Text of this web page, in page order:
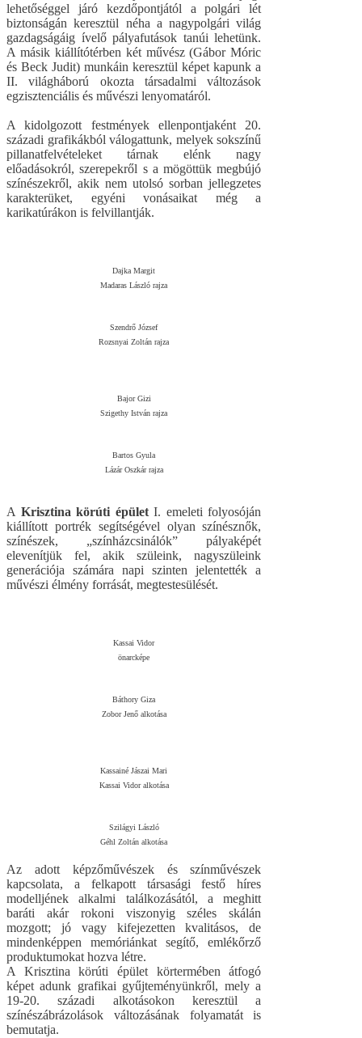
lehetőséggel járó kezdőpontjától a polgári lét
biztonságán keresztül néha a nagypolgári világ
gazdagságáig ívelő pályafutások tanúi lehetünk.
A másik kiállítótérben két művész (Gábor Móric
és Beck Judit) munkáin keresztül képet kapunk a
II. világháború okozta társadalmi változások
egzisztenciális és művészi lenyomatáról.
A kidolgozott festmények ellenpontjaként 20.
századi grafikákból válogattunk, melyek sokszínű
pillanatfelvételeket tárnak elénk nagy
előadásokról, szerepekről s a mögöttük megbújó
színészekről, akik nem utolsó sorban jellegzetes
karakterüket, egyéni vonásaikat még a
karikatúrákon is felvillantják.
Dajka Margit
Madaras László rajza
Szendrő József
Rozsnyai Zoltán rajza
Bajor Gizi
Szigethy István rajza
Bartos Gyula
Lázár Oszkár rajza
A Krisztina körúti épületI. emeleti folyosóján
kiállított portrék segítségével olyan színésznők,
színészek, „színházcsinálók” pályaképét
elevenítjük fel, akik szüleink, nagyszüleink
generációja számára napi szinten jelentették a
művészi élmény forrását, megtestesülését.
Kassai Vidor
önarcképe
Báthory Giza
Zobor Jenő alkotása
Kassainé Jászai Mari
Kassai Vidor alkotása
Szilágyi László
Géhl Zoltán alkotása
Az adott képzőművészek és színművészek
kapcsolata, a felkapott társasági festő híres
modelljének alkalmi találkozásától, a meghitt
baráti akár rokoni viszonyig széles skálán
mozgott; jó vagy kifejezetten kvalitásos, de
mindenképpen memóriánkat segítő, emlékőrző
produktumokat hozva létre.
A Krisztina körúti épület körtermében átfogó
képet adunk grafikai gyűjteményünkről, mely a
19-20. századi alkotásokon keresztül a
színészábrázolások változásának folyamatát is
bemutatja.